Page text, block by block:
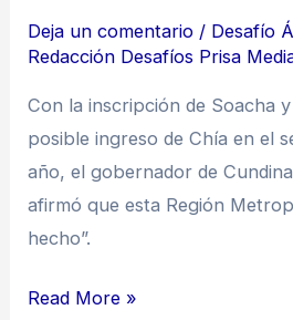
Deja un comentario / Desafío
Redacción Desafíos Prisa
Con la inscripción de Soacha
posible ingreso de Chía en el
año, el gobernador de
afirmó que esta Región
hecho”.
Read More »